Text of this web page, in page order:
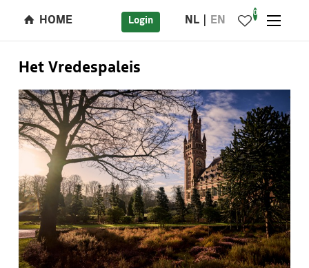
HOME Login NL EN
0
Het Vredespaleis